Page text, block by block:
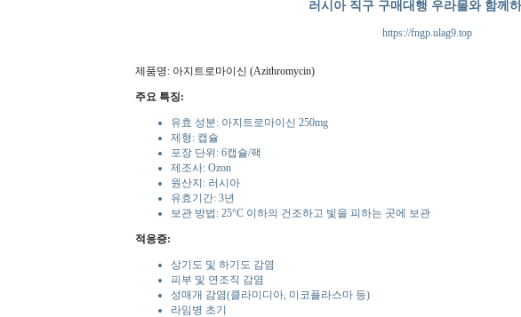
러시아 직구 구매대행 우라몰와 함께
https://fngp.ulag9.top
제품명: 아지트로마이신 (Azithromycin)
주요 특징:
유효 성분: 아지트로마이신 250mg
제형: 캡슐
포장 단위: 6캡슐/팩
제조사: Ozon
원산지: 러시아
유효기간: 3년
보관 방법: 25°C 이하의 건조하고 빛을 피하는 곳에 보관
적응증:
상기도 및 하기도 감염
피부 및 연조직 감염
성매개 감염(클라미디아, 미코플라스마 등)
라임병 초기